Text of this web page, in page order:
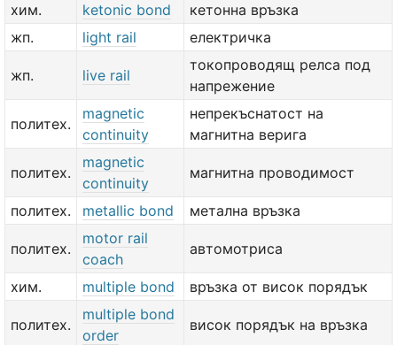
хим.
ketonic bond
кетонна връзка
жп.
light rail електричка
жп. live rail
токопроводящ релса под
напрежение
политех.
magnetic
continuity
непрекъснатост на
магнитна верига
политех.
magnetic
continuity
магнитна проводимост
политех. metallic bond метална връзка
политех.
motor rail
coach
автомотриса
хим. multiple bond връзка от висок порядък
политех.
multiple bond
order
висок порядък на връзка